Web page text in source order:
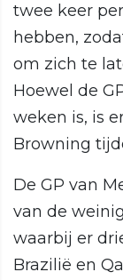
twee keer
hebben,
om zich te
Hoewel de
weken is, is
Browning
De GP van
van de
waarbij er
Brazilië en